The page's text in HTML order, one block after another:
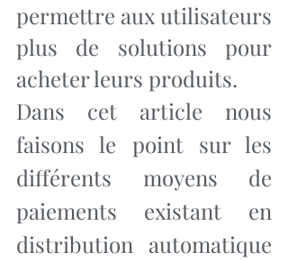
permettre aux utilisateurs
plus de solutions pour
acheter leurs produits.
Dans cet article nous
faisons le point sur les
différents moyens de
paiements existant en
distribution automatique